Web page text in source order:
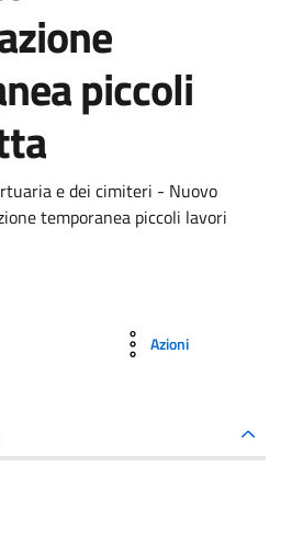
piccoli
e dei cimiteri - Nuovo
temporanea piccoli lavori
Azioni